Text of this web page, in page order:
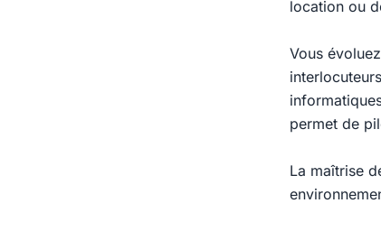
location ou
Vous
permet de
La maîtrise